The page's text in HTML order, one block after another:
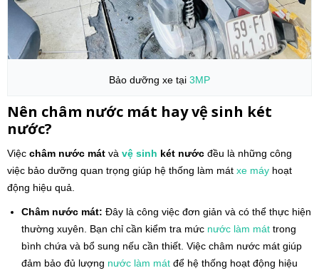
Bảo dưỡng xe tại 3MP
Nên châm nước mát hay vệ sinh két
nước?
Việc châm nước mát và vệ sinh két nước đều là những công
việc bảo dưỡng quan trọng giúp hệ thống làm mát xe máy hoạt
động hiệu quả.
Châm nước mát: Đây là công việc đơn giản và có thể thực hiện
thường xuyên. Bạn chỉ cần kiểm tra mức nước làm mát trong
bình chứa và bổ sung nếu cần thiết. Việc châm nước mát giúp
đảm bảo đủ lượng nước làm mát để hệ thống hoạt động hiệu